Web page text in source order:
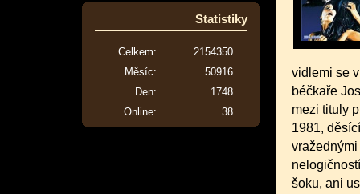
Statistiky
Online: 38
Celkem:
2154350
Měsíc:
50916
Den:
1748
vidlemi se
béčkaře
mezi tituly
1981,
šoku, ani